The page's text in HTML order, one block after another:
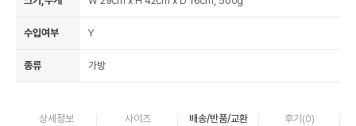
수입여부 Y
종류 가방
상세정보 사이즈 배송/반품/교환 후기(0)